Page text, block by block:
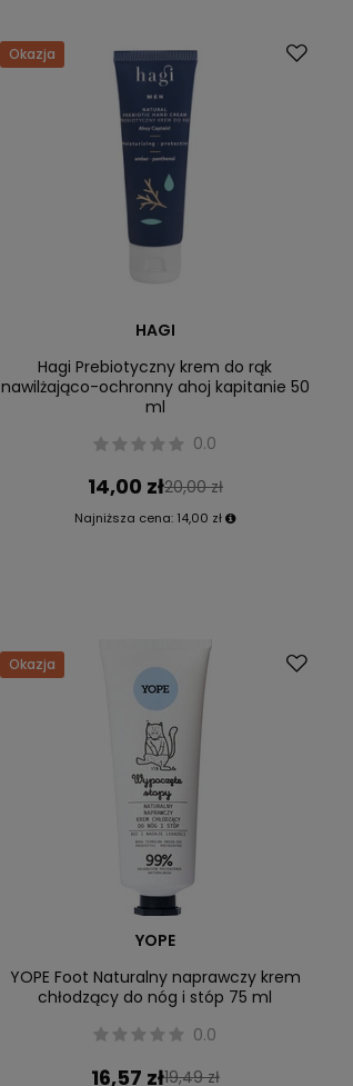
Okazja
HAGI
Hagi Prebiotyczny krem do rąk
nawilżająco-ochronny ahoj kapitanie 50
ml
0.0
14,00 zł20,00 zł
Najniższa cena: 14,00 zł
Okazja
YOPE
YOPE Foot Naturalny naprawczy krem
chłodzący do nóg i stóp 75 ml
0.0
16,57 zł19,49 zł